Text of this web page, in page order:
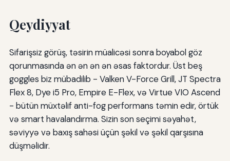
Qeydiyyat
Sifarişsiz görüş, təsirin müalicəsi sonra boyabol göz
qorunmasında ən ən ən ən əsas faktordur. Üst beş
goggles biz mübadilib - Valken V-Force Grill, JT Spectra
Flex 8, Dye i5 Pro, Empire E-Flex, və Virtue VIO Ascend
- bütün müxtəlif anti-fog performans təmin edir, örtük
və smart havalandırma. Sizin son seçimi səyahət,
səviyyə və baxış sahəsi üçün şəkil və şəkil qarşısına
düşməlidir.